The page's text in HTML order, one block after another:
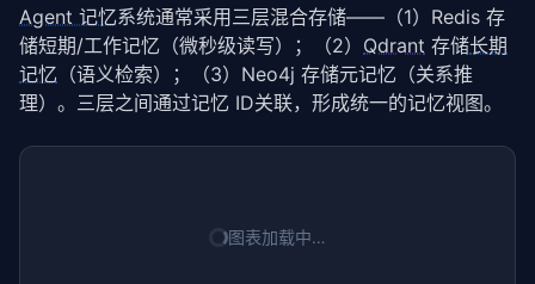
Agent 记忆系统通常采用三层混合存储——（1）Redis 存
储短期/工作记忆（微秒级读写）；（2） Qdrant 存储长期
记忆 （语义检索）；（3）Neo4j 存储元记忆（关系推
理）。三层之间通过记忆 ID关联，形成统一的记忆视图。
图表加载中…